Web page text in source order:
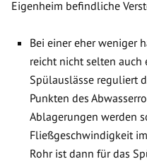
Eigenheim befindliche
Bei einer eher weniger
reicht nicht selten auch
Spülauslässe reguliert
Punkten des
Ablagerungen werden
Fließgeschwindigkeit
Rohr ist dann für das